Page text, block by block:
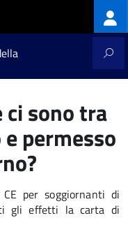
ci sono tra
permesso
per soggiornanti di
gli effetti la carta di